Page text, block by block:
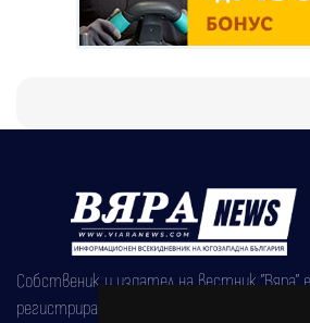
Собственик и издател на вестник "Вяра"
регистрирана на 08.05.2002 година.